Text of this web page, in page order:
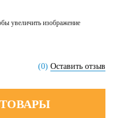
увеличить изображение
(0) Оставить отзыв